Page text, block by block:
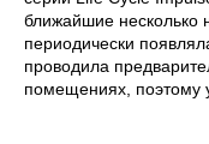
ближайшие несколько
периодически
проводила
помещениях, поэтому